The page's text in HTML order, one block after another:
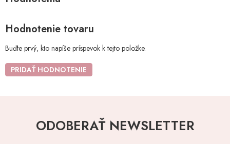
Hodnotenie tovaru
Buďte prvý, kto napíše príspevok k tejto položke.
PRIDAŤ HODNOTENIE
ODOBERAŤ NEWSLETTER